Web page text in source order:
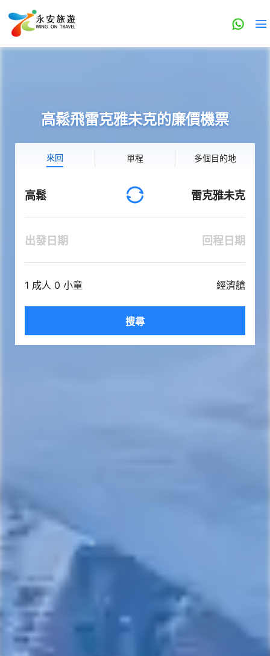
高鬆飛雷克雅未克的廉價機票
來回 單程 多個目的地
高鬆 雷克雅未克
出發日期 回程日期
1 成人 0 小童 經濟艙
搜尋